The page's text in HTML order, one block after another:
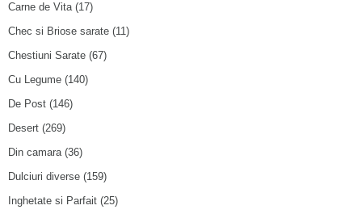
Carne de Vita(17)
Chec si Briose sarate (11)
Chestiuni Sarate (67)
Cu Legume (140)
De Post (146)
Desert (269)
Din camara(36)
Dulciuri diverse (159)
Inghetate si Parfait (25)